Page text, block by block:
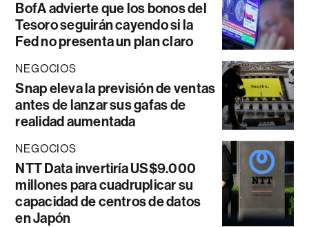
BofA advierte que los bonos del
Tesoro seguirán cayendo si la
Fed no presenta un plan claro
NEGOCIOS
Snap eleva la previsión de ventas
antes de lanzar sus gafas de
realidad aumentada
NEGOCIOS
NTT Data invertiría US$9.000
millones para cuadruplicar su
capacidad de centros de datos
en Japón